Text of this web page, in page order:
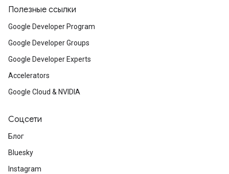
Полезные ссылки
Google Developer Program
Google Developer Groups
Google Developer Experts
Accelerators
Google Cloud & NVIDIA
Соцсети
Блог
Bluesky
Instagram